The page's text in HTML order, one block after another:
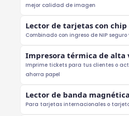
mejor calidad de imagen
Lector de tarjetas con chip
Combinado con ingreso de NIP
Impresora térmica de alta
Imprime tickets para tus clientes o
ahorra papel
Lector de banda magnética
Para tarjetas internacionales o